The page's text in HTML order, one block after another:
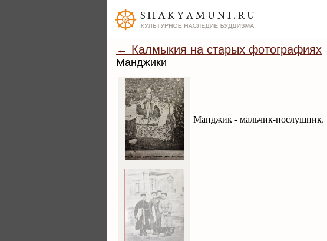
← Калмыкия на старых фотографиях
Манджики
Манджик - мальчик-послушник.